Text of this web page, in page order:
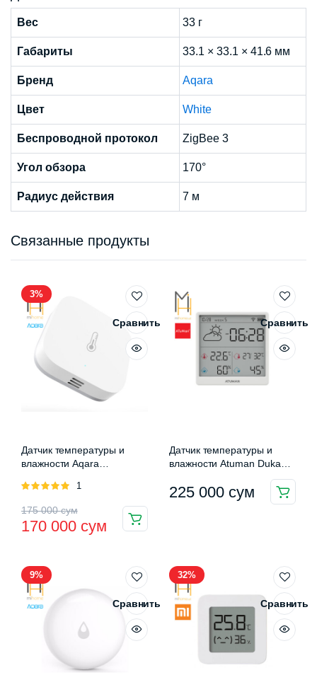
Вес 33 г
Габариты 33.1 × 33.1 × 41.6 мм
Бренд Aqara
Цвет White
Беспроводной протокол ZigBee 3
Угол обзора 170°
Радиус действия 7 м
Связанные продукты
3%
Сравнить
Датчик температуры и
влажности Aqara
Sensor
Оценка
1
175 000сум
Первоначальная
цена
175
000 сум.
170 000 сум
Текущая
цена:
000 сум.
Сравнить
Датчик температуры и
влажности Atuman Duka
225 000 сум
9%
Сравнить
32%
Сравнить